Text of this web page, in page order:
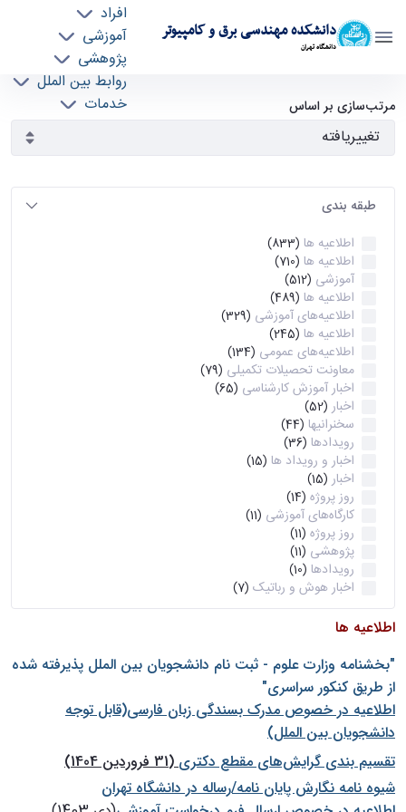
دانشکده مهندسی برق و کامپیوتر
دانشگاه تهران
افراد
آموزشی
پژوهشی
روابط بین الملل
خدمات
آرشیو اطلاعیه ها - ece- دانشکده مهندسی برق و
کامپیوتر
مرتب‌سازی بر اساس
طبقه بندی
اطلاعیه ها (833)
اطلاعیه ها (710)
آموزشی (512)
اطلاعیه ها (489)
اطلاعیه‌های‌ آموزشی (329)
اطلاعیه ها (245)
اطلاعیه‌های عمومی (134)
معاونت تحصیلات تکمیلی (79)
اخبار آموزش کارشناسی (65)
اخبار (52)
سخنرانیها (44)
رویدادها (36)
اخبار و رویداد ها (15)
اخبار (15)
روز پروژه (14)
کارگاه‌های آموزشی (11)
روز پروژه (11)
پژوهشی (11)
رویدادها (10)
اخبار هوش و رباتیک (7)
اطلاعیه ها
"بخشنامه وزارت علوم - ثبت نام دانشجويان بين الملل پذيرفته شده
از طريق كنكور سراسری"
اطلاعیه در خصوص مدرک بسندگی زبان فارسی(قابل توجه
دانشجویان بین الملل)
تقسیم بندی گرایش‌های مقطع دکتری(31 فروردین 1404)
شيوه نامه نگارش پايان نامه/رساله در دانشگاه تهران